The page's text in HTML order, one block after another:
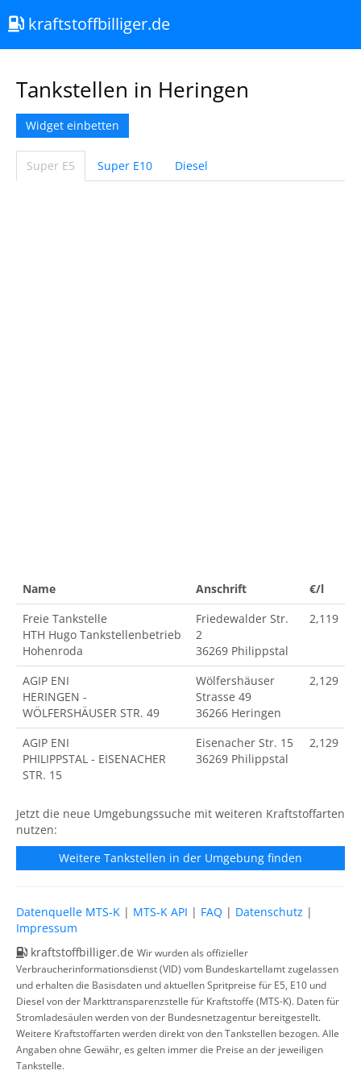
kraftstoffbilliger.de
Tankstellen in Heringen
Widget einbetten
Super E5 Super E10 Diesel
Name Anschrift
€/l
Freie Tankstelle
HTH Hugo Tankstellenbetrieb
Hohenroda
Friedewalder Str.
2
36269 Philippstal
2,119
AGIP ENI
HERINGEN -
WÖLFERSHÄUSER STR. 49
Wölfershäuser
Strasse 49
36266 Heringen
2,129
AGIP ENI
PHILIPPSTAL - EISENACHER
STR. 15
Eisenacher Str. 15
36269 Philippstal
2,129
Jetzt die neue Umgebungssuche mit weiteren Kraftstoffarten
nutzen:
Weitere Tankstellen in der Umgebung finden
Datenquelle MTS-K | MTS-K API | FAQ | Datenschutz |
Impressum
kraftstoffbilliger.de Wir wurden als offizieller
Verbraucherinformationsdienst (VID) vom Bundeskartellamt zugelassen
und erhalten die Basisdaten und aktuellen Spritpreise für E5, E10 und
Diesel von der Markttransparenzstelle für Kraftstoffe (MTS-K). Daten für
Stromladesäulen werden von der Bundesnetzagentur bereitgestellt.
Weitere Kraftstoffarten werden direkt von den Tankstellen bezogen. Alle
Angaben ohne Gewähr, es gelten immer die Preise an der jeweiligen
Tankstelle.